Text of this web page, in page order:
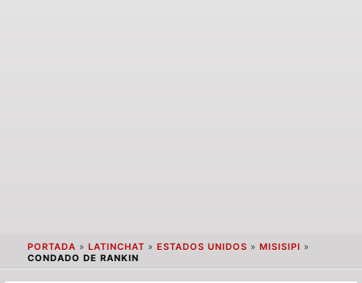
PORTADA » LATINCHAT » ESTADOS UNIDOS » MISISIPI »
CONDADO DE RANKIN